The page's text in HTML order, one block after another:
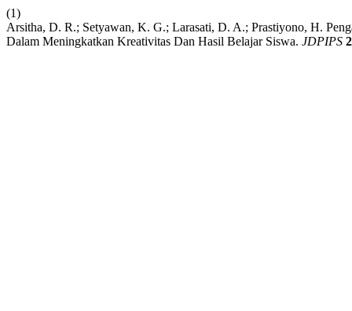
(1)
Arsitha, D. R.; Setyawan, K. G.; Larasati, D. A.; Prastiyono, H.
Dalam Meningkatkan Kreativitas Dan Hasil Belajar Siswa. JDPIPS